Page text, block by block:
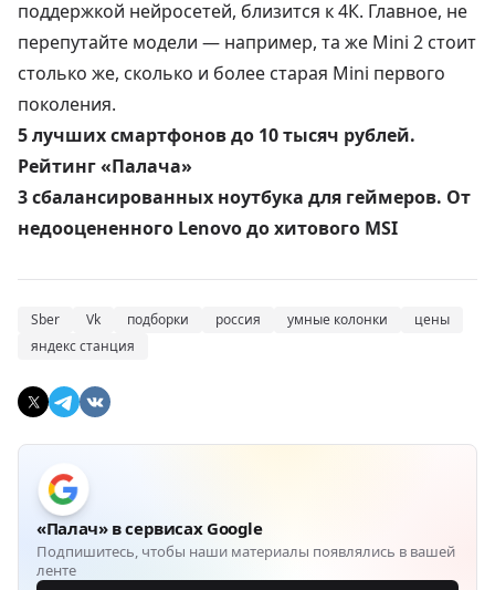
поддержкой нейросетей, близится к 4К. Главное, не
перепутайте модели — например, та же Mini 2 стоит
столько же, сколько и более старая Mini первого
поколения.
5 лучших смартфонов до 10 тысяч рублей.
Рейтинг «Палача»
3 сбалансированных ноутбука для геймеров. От
недооцененного Lenovo до хитового MSI
Sber Vk подборки россия умные колонки
цены
яндекс станция
«Палач» в сервисах Google
Подпишитесь, чтобы наши материалы появлялись в вашей
ленте